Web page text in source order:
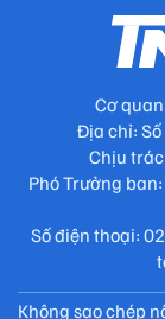
Cơ
Địa chỉ: Số
Chịu
Phó Trưởng
Số điện thoại:
Không sao chép